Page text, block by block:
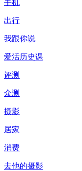
手机
出行
我跟你说
爱活历史课
评测
众测
摄影
居家
消费
去他的摄影